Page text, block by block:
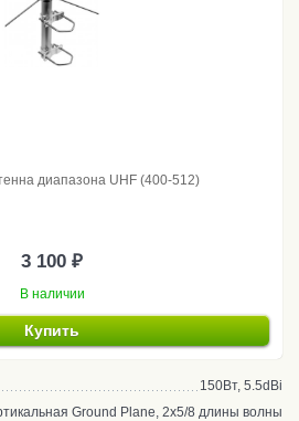
диапазона UHF (400-512)
3 100 ₽
В наличии
Купить
150Вт, 5.5dBi
Ground Plane, 2x5/8 длины волны